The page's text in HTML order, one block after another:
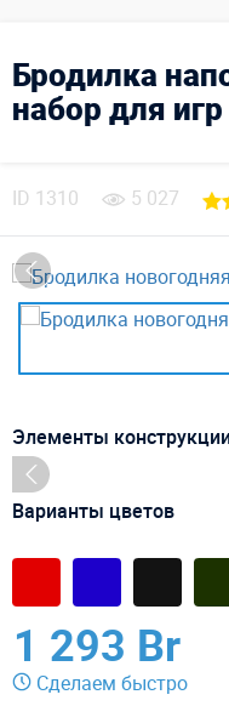
Бродилка
набор для
ID 1310 5 027
Элементы
Варианты цветов
1 293 Br
Сделаем быстро